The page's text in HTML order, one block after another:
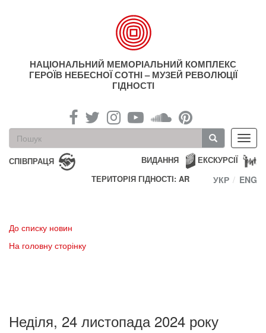
НАЦІОНАЛЬНИЙ МЕМОРІАЛЬНИЙ КОМПЛЕКС
ГЕРОЇВ НЕБЕСНОЇ СОТНІ – МУЗЕЙ РЕВОЛЮЦІЇ
ГІДНОСТІ
Пошукова
форма
Пошук
СПІВПРАЦЯ ЕКСКУРСІЇ
ВИДАННЯ
ТЕРИТОРІЯ ГІДНОСТІ: AR
УКР ENG
До списку новин
На головну сторінку
Неділя, 24 листопада 2024 року